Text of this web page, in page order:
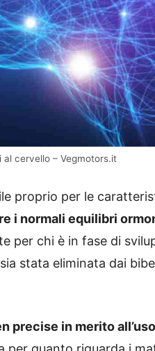
cervello – Vegmotors.it
proprio per le
i normali equilibri
per chi è in fase di
stata eliminata dai
precise in merito